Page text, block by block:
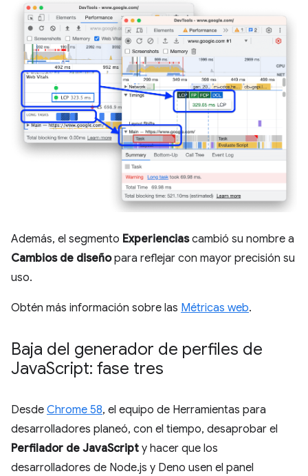
Además, el segmento Experienciascambió su nombre a
Cambios de diseñopara reflejar con mayor precisión su
uso.
Obtén más información sobre las Métricas web.
Baja del generador de perfiles de
JavaScript: fase tres
Desde Chrome 58, el equipo de Herramientas para
desarrolladores planeó, con el tiempo, desaprobar el
Perfilador de JavaScript y hacer que los
desarrolladores de Node.js y Deno usen el panel